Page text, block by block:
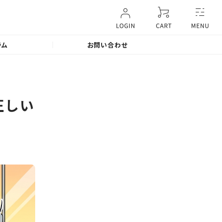
お問い合わせ
い